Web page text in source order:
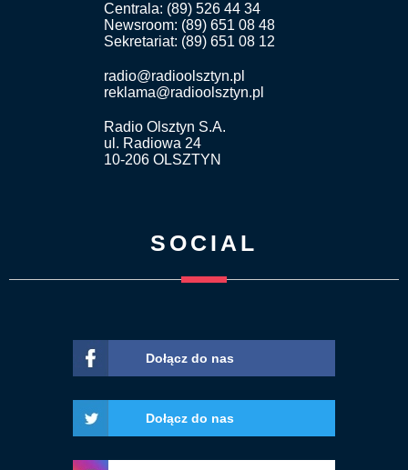
Centrala: (89) 526 44 34
Newsroom: (89) 651 08 48
Sekretariat: (89) 651 08 12
radio@radioolsztyn.pl
reklama@radioolsztyn.pl
Radio Olsztyn S.A.
ul. Radiowa 24
10-206 OLSZTYN
SOCIAL
Dołącz do nas
Dołącz do nas